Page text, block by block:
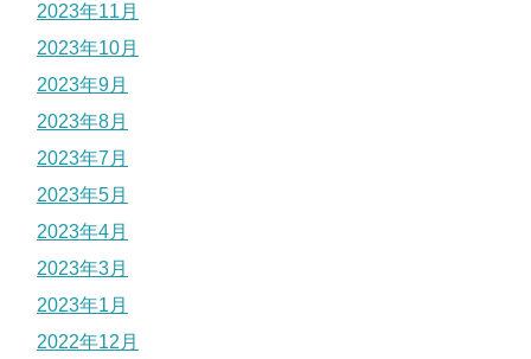
2023年11月
2023年10月
2023年9月
2023年8月
2023年7月
2023年5月
2023年4月
2023年3月
2023年1月
2022年12月